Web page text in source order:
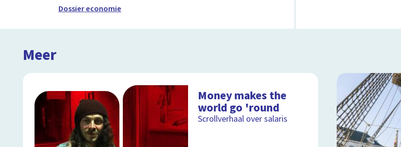
Dossier economie
Meer
Money makes the
world go 'round
Scrollverhaal over salaris